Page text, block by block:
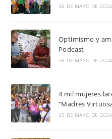
26 DE MAYO DE 2024
Optimismo y
Podcast
26 DE MAYO DE 2024
4 mil mujeres
“Madres
25 DE MAYO DE 2024